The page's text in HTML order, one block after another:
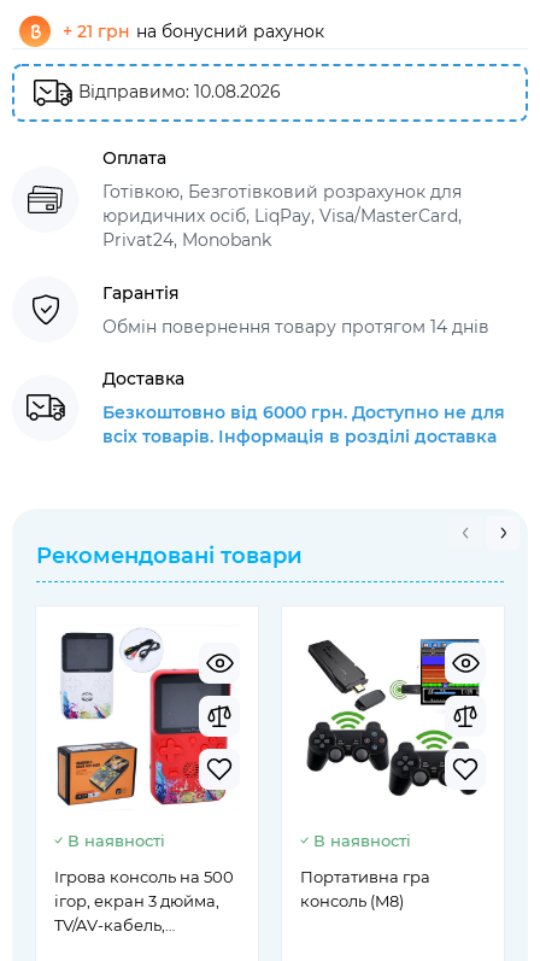
+ 21 грн на бонусний рахунок
Відправимо: 10.08.2026
Оплата
Готівкою, Безготівковий розрахунок для
юридичних осіб, LiqPay, Visa/MasterCard,
Privat24, Monobank
Гарантія
Обмін повернення товару протягом 14 днів
Доставка
Безкоштовно від 6000 грн. Доступно не для
всіх товарів. Інформація в розділі доставка
Рекомендовані товари
В наявності
Ігрова консоль на 500
ігор, екран 3 дюйма,
TV/AV-кабель,
В наявності
Портативна гра
консоль (M8)